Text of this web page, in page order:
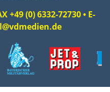
+49 (0) 6332-72730 • E-